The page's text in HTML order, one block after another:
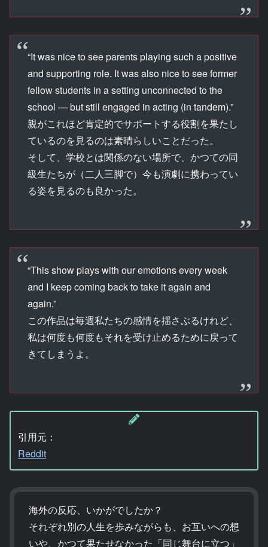
“It was nice to see parents playing such a positive
and supporting role. It was also nice to see former
fellow students in a setting unconnected to the
school — but still engaged in acting (in tandem).”
親がこれほど肯定的でサポートする役割を果たし
ているのを見るのは素晴らしいことだった。
そして、学校とは関係のない場所で、かつての同
級生たちが（二人三脚で）今も演劇に携わってい
る姿を見るのも良かった。
“This show plays with our emotions every week
and I keep coming back to take it again and
again.”
この作品は毎週私たちの感情を揺さぶるけれど、
私は何度も何度もそれを受け止めるために戻って
きてしまうよ。
引用元：
Reddit
海外の反応、いかがでしたか？
それぞれ別の人生を歩みながらも、お互いへの想
いや、かつて果たせなかった「同じ舞台に立つ」